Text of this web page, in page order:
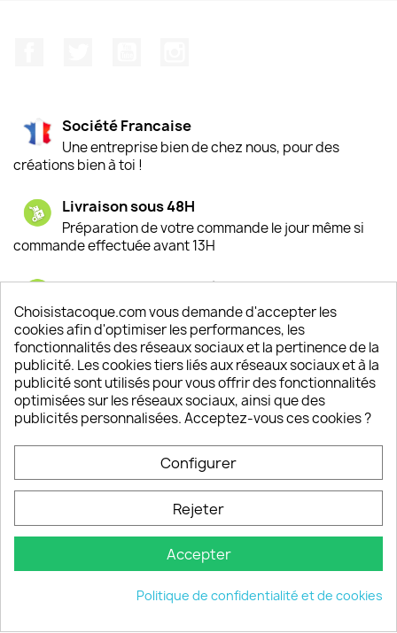
Société Francaise
Une entreprise bien de chez nous, pour des
créations bien à toi !
Livraison sous 48H
Préparation de votre commande le jour même si
commande effectuée avant 13H
Satisfaction de nos clients
Depuis 2009, entre 92% et 94% de nos clients
sont satisfaits de nos produits
Un SAV à votre écoute
Notre SAV est disponible 6/7J de 10h à 18H
keyboard_arrow_down
Choisistacoque.com vous demande d'accepter les
cookies afin d'optimiser les performances, les
fonctionnalités des réseaux sociaux et la pertinence de la
publicité. Les cookies tiers liés aux réseaux sociaux et à la
publicité sont utilisés pour vous offrir des fonctionnalités
optimisées sur les réseaux sociaux, ainsi que des
publicités personnalisées. Acceptez-vous ces cookies ?
Configurer
Rejeter
Accepter
Politique de confidentialité et de cookies